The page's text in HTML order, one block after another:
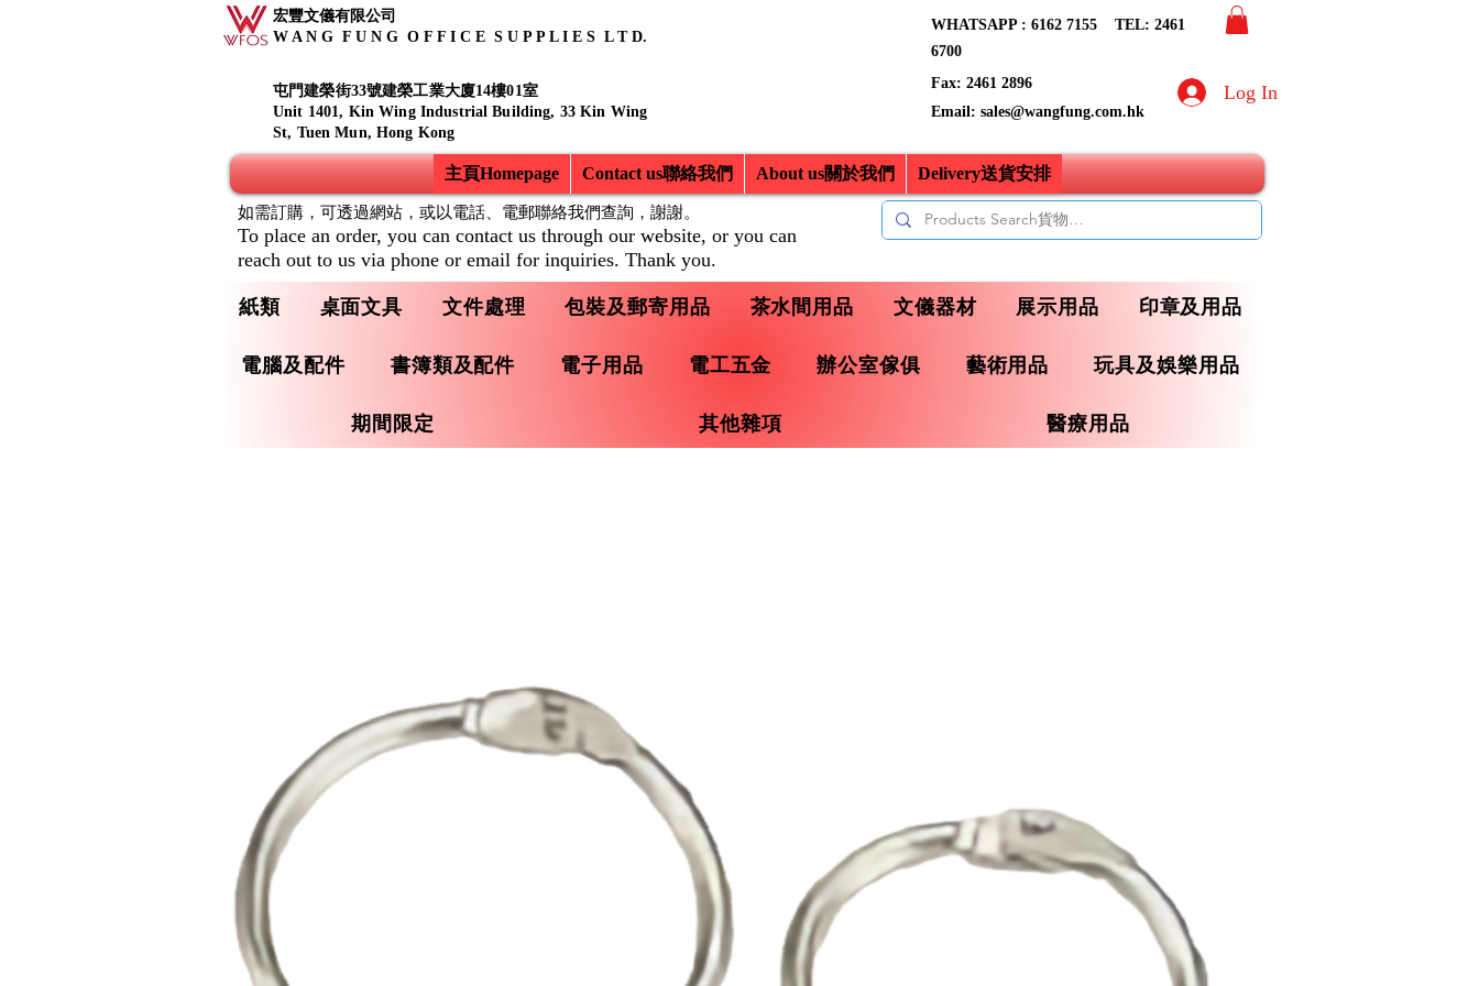
宏豐文儀有限公司
W A N G F U N G O F F I C E S U P P L I E S L T D.
屯門建榮街33號建榮工業大廈14樓01室
Unit 1401, Kin Wing Industrial Building, 33 Kin Wing
St, Tuen Mun, Hong Kong
WHATSAPP : 6162 7155​ TEL: 2461
6700
Fax: 2461 2896
Email: sales@wangfung.com.hk
Log In
主頁Homepage Contact us聯絡我們 About us關於我們 Delivery送貨安排
紙類 桌面文具 文件處理 包裝及郵寄用品 茶水間用品 文儀器材 展示用品 印章及用品
電腦及配件 書簿類及配件 電子用品 電工五金 辦公室傢俱 藝術用品 玩具及娛樂用品
期間限定 其他雜項 醫療用品
如需訂購，可透過網站，或以電話、電郵聯絡我們查詢， 謝謝。
To place an order, you can contact us through our website, or you can
reach out to us via phone or email for inquiries. Thank you.